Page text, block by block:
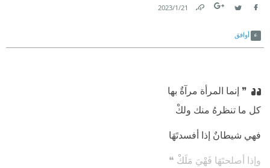
21‏/1‏/2023
أوافق
❞ إنما المرأة مرآةٌ بها
كل ما تنظرهُ منك ولكْ
فهي شيطانٌ إذا أفسدتَهَا
وإذا أصلحتَهَا فَهْيَ مَلَكْ ❝